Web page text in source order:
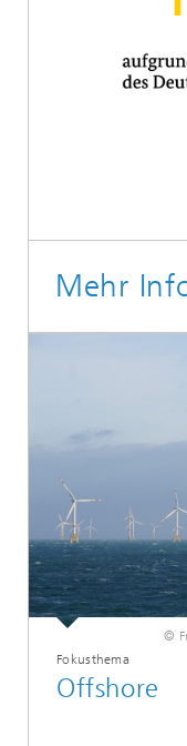
Mehr
©
Fokusthema
Offshore